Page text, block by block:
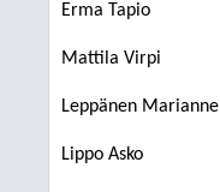
Erma Tapio
Mattila Virpi
Leppänen Marianne
Lippo Asko